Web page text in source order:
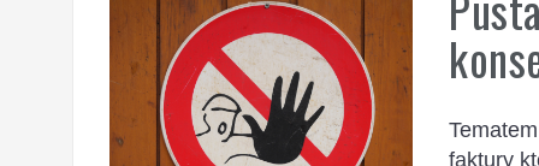
faktury